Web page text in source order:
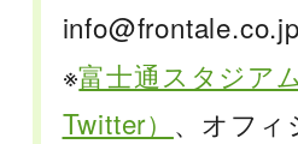
info@frontale.co.jp
※富士通スタジア
Twitter） 、オフ